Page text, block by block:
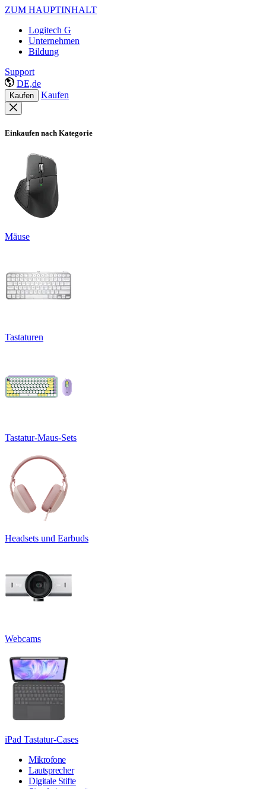
ZUM HAUPTINHALT
Logitech G
Unternehmen
Bildung
Support
DE,de
Kaufen Kaufen
Einkaufen nach Kategorie
Mäuse
Tastaturen
Tastatur-Maus-Sets
Headsets und Earbuds
Webcams
iPad Tastatur-Cases
Mikrofone
Lautsprecher
Digitale Stifte